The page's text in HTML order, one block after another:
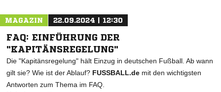
MAGAZIN 22.09.2024 | 12:30
FAQ: EINFÜHRUNG DER
"KAPITÄNSREGELUNG"
Die "Kapitänsregelung" hält Einzug in deutschen Fußball. Ab wann
gilt sie? Wie ist der Ablauf? FUSSBALL.de mit den wichtigsten
Antworten zum Thema im FAQ.